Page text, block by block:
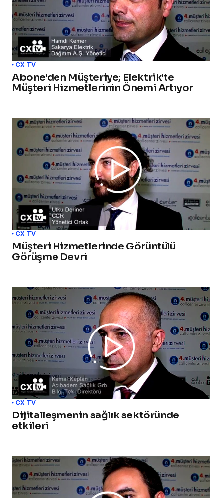
CX TV
Abone'den Müşteriye; Elektrik'te
Müşteri Hizmetlerinin Önemi Artıyor
CX TV
Müşteri Hizmetlerinde Görüntülü
Görüşme Devri
CX TV
Dijitalleşmenin sağlık sektöründe
etkileri